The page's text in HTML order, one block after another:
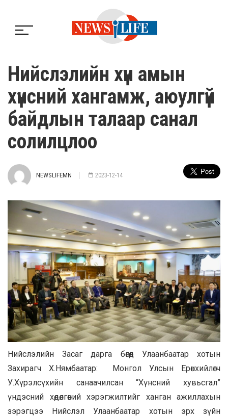
Нийслэлийн хүн амын
хүнсний хангамж, аюулгүй
байдлын талаар санал
солилцлоо
NEWSLIFEMN 2023-12-14
Нийслэлийн Засаг дарга бөгөөд Улаанбаатар хотын
Захирагч Х.Нямбаатар: Монгол Улсын Ерөнхийлөгч
У.Хүрэлсүхийн санаачилсан “Хүнсний хувьсгал”
үндэсний хөдөлгөөний хэрэгжилтийг ханган ажиллахын
зэрэгцээ Нийслэл Улаанбаатар хотын эрх зүйн